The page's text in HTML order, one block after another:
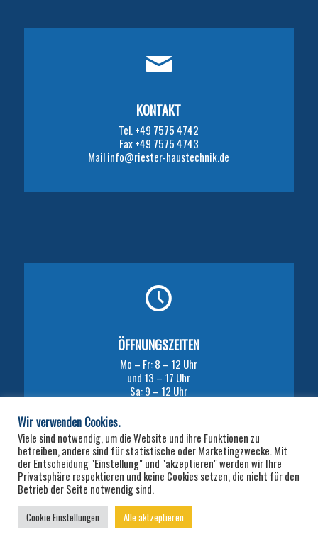
KONTAKT
Tel. +49 7575 4742
Fax +49 7575 4743
Mail info@riester-haustechnik.de
ÖFFNUNGSZEITEN
Mo – Fr: 8 – 12 Uhr
und 13 – 17 Uhr
Sa: 9 – 12 Uhr
© - Haustechnik Riester
Wir verwenden Cookies.
Viele sind notwendig, um die Website und ihre Funktionen zu
betreiben, andere sind für statistische oder Marketingzwecke. Mit
der Entscheidung "Einstellung" und "akzeptieren" werden wir Ihre
Privatsphäre respektieren und keine Cookies setzen, die nicht für den
Betrieb der Seite notwendig sind.
Cookie Einstellungen Alle aktzeptieren